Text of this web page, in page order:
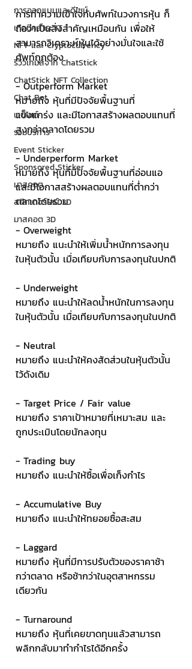
การออกแบบและดีไซน์
เทคนิคสาระ IT
NFT และ Cryptocurrency
รีวิวเกมส์จาก ChatStick
ChatStick NFT Collection
Chat Bot
เวบไซต์
รวมบริการ
Event Sticker
Sponsored Sticker
มาสคอต
สติกเกอร์ไลน์ 3D
มาสคอต 3D
การทำความเข้าใจกับศัพท์ในวงการหุ้น ก็
ถือว่าเป็นสิ่งสำคัญเหมือนกัน เพื่อให้
สามารถวิเคราะห์หุ้นได้อย่างมั่นใจและใช้
ศัพท์ถูกต้อง
- Outperform Market
หมายถึง หุ้นที่มีปัจจัยพื้นฐานที่
แข็งแกร่ง และมีโอกาสสร้างผลตอบแทนที่
สูงกว่าตลาดโดยรวม
- Underperform Market
หมายถึง หุ้นที่มีปัจจัยพื้นฐานที่อ่อนแอ
และมีโอกาสสร้างผลตอบแทนที่ต่ำกว่า
ตลาดโดยรวม
- Overweight
หมายถึง แนะนำให้เพิ่มน้ำหนักการลงทุน
ในหุ้นตัวนั้น เมื่อเทียบกับการลงทุนในปกติ
- Underweight
หมายถึง แนะนำให้ลดน้ำหนักในการลงทุน
ในหุ้นตัวนั้น เมื่อเทียบกับการลงทุนในปกติ
- Neutral
หมายถึง แนะนำให้คงสัดส่วนในหุ้นตัวนั้น
ไว้ดังเดิม
- Target Price / Fair value
หมายถึง ราคาเป้าหมายที่เหมาะสม และ
ถูกประเมินโดยนักลงทุน
- Trading buy
หมายถึง แนะนำให้ซื้อเพื่อเก็งกำไร
- Accumulative Buy
หมายถึง แนะนำให้ทยอยซื้อสะสม
- Laggard
หมายถึง หุ้นที่มีการปรับตัวของราคาช้า
กว่าตลาด หรือช้ากว่าในอุตสาหกรรม
เดียวกัน
- Turnaround
หมายถึง หุ้นที่เคยขาดทุนแล้วสามารถ
พลิกกลับมาทำกำไรได้อีกครั้ง